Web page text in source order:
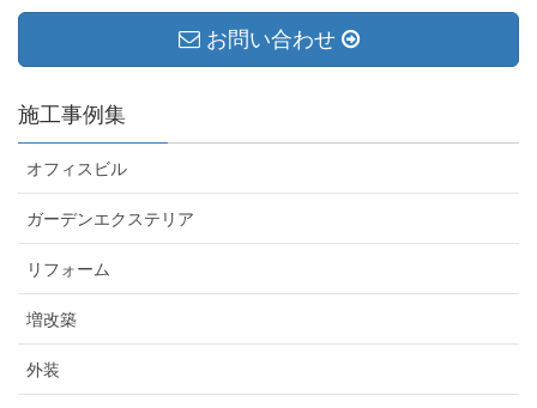
お問い合わせ
施工事例集
オフィスビル
ガーデンエクステリア
リフォーム
増改築
外装